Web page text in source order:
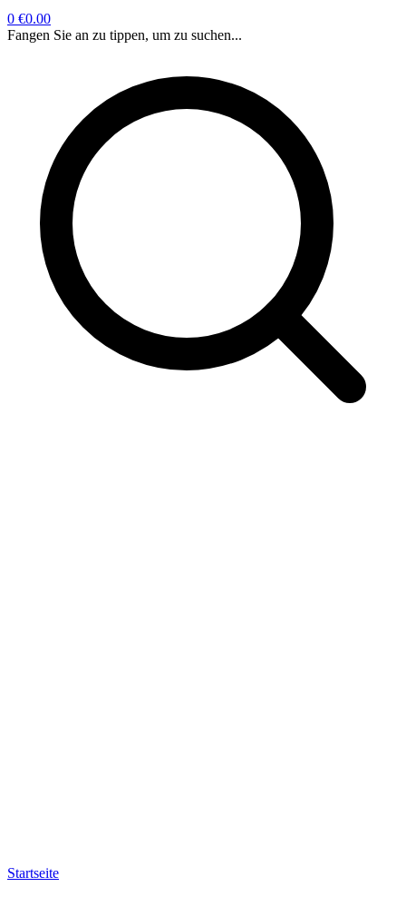
0 €0.00
Fangen Sie an zu tippen, um zu suchen...
Startseite